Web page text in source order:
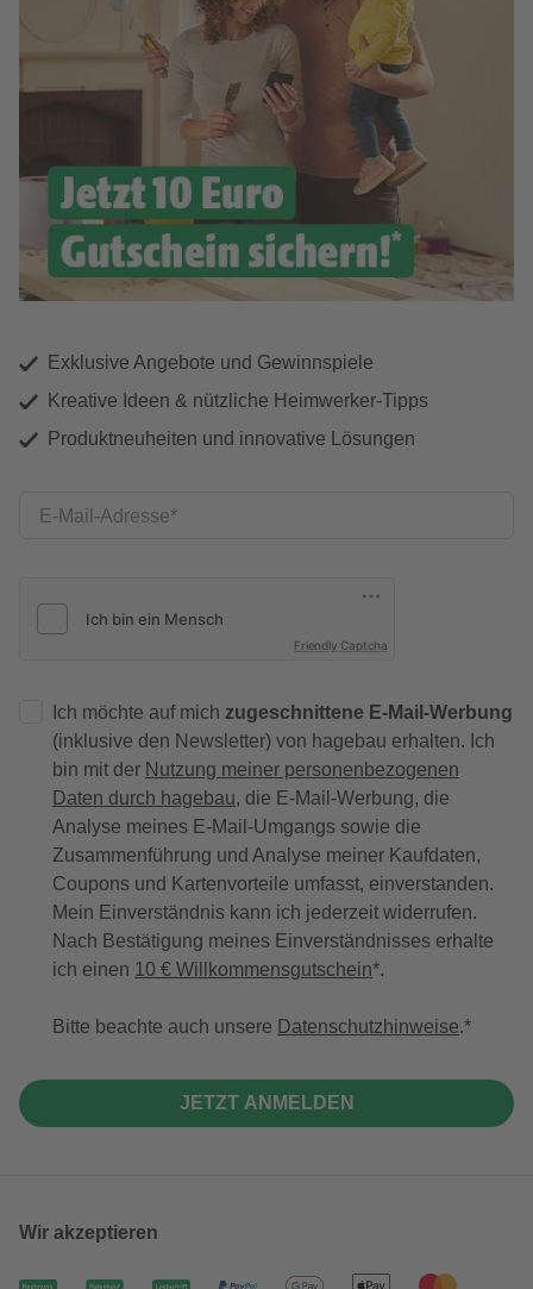
Exklusive Angebote und Gewinnspiele
Kreative Ideen & nützliche Heimwerker-Tipps
Produktneuheiten und innovative Lösungen
E-Mail-Adresse
Friendly Captcha
Ich möchte auf mich zugeschnittene E-Mail-Werbung
(inklusive den Newsletter) von hagebau erhalten. Ich
bin mit der Nutzung meiner personenbezogenen
Daten durch hagebau, die E-Mail-Werbung, die
Analyse meines E-Mail-Umgangs sowie die
Zusammenführung und Analyse meiner Kaufdaten,
Coupons und Kartenvorteile umfasst, einverstanden.
Mein Einverständnis kann ich jederzeit widerrufen.
Nach Bestätigung meines Einverständnisses erhalte
ich einen 10 € Willkommensgutschein*.
Bitte beachte auch unsere Datenschutzhinweise.
JETZT ANMELDEN
Wir akzeptieren